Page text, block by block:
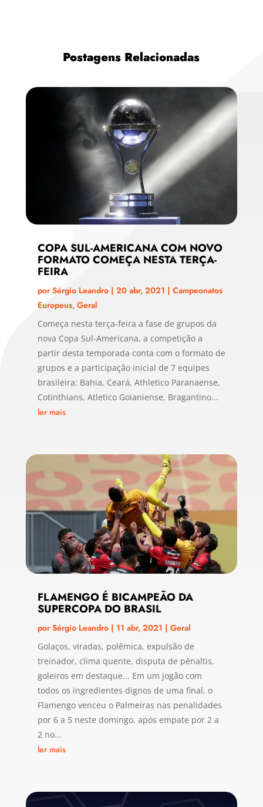
Postagens Relacionadas
COPA SUL-AMERICANA COM NOVO
FORMATO COMEÇA NESTA TERÇA-
FEIRA
porSérgio Leandro| 20 abr, 2021 | Campeonatos
Europeus, Geral
Começa nesta terça-feira a fase de grupos da
nova Copa Sul-Americana, a competição a
partir desta temporada conta com o formato de
grupos e a participação inicial de 7 equipes
brasileira: Bahia, Ceará, Athletico Paranaense,
Cotinthians, Atletico Goianiense, Bragantino...
ler mais
FLAMENGO É BICAMPEÃO DA
SUPERCOPA DO BRASIL
porSérgio Leandro| 11 abr, 2021 | Geral
Golaços, viradas, polêmica, expulsão de
treinador, clima quente, disputa de pênaltis,
goleiros em destaque... Em um jogão com
todos os ingredientes dignos de uma final, o
Flamengo venceu o Palmeiras nas penalidades
por 6 a 5 neste domingo, após empate por 2 a
2 no...
ler mais